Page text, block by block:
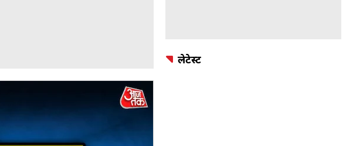
लेटेस्ट